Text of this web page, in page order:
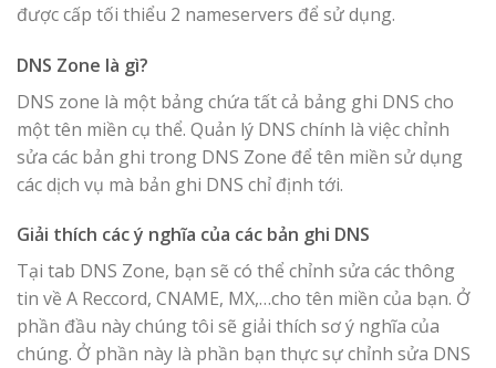
được cấp tối thiểu 2 nameservers để sử dụng.
DNS Zone là gì?
DNS zone là một bảng chứa tất cả bảng ghi DNS cho
một tên miền cụ thể. Quản lý DNS chính là việc chỉnh
sửa các bản ghi trong DNS Zone để tên miền sử dụng
các dịch vụ mà bản ghi DNS chỉ định tới.
Giải thích các ý nghĩa của các bản ghi DNS
Tại tab DNS Zone, bạn sẽ có thể chỉnh sửa các thông
tin về A Reccord, CNAME, MX,…cho tên miền của bạn. Ở
phần đầu này chúng tôi sẽ giải thích sơ ý nghĩa của
chúng. Ở phần này là phần bạn thực sự chỉnh sửa DNS